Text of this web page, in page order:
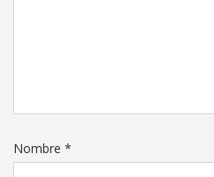
Nombre *